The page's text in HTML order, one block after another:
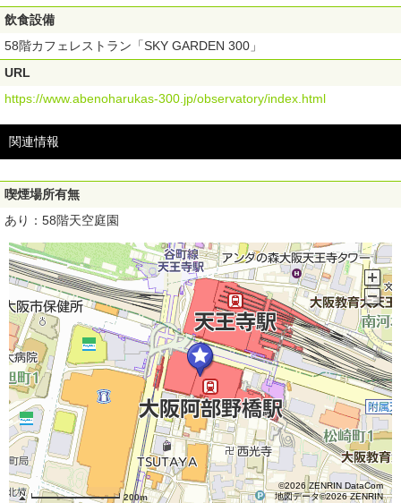
飲食設備
58階カフェレストラン「SKY GARDEN 300」
URL
https://www.abenoharukas-300.jp/observatory/index.html
関連情報
喫煙場所有無
あり：58階天空庭園
200m
©2026 ZENRIN DataCom
地図データ©2026 ZENRIN